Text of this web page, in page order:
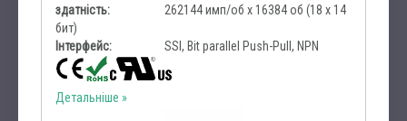
здатність:
262144 имп/об x 16384 об (18 х 14
бит)
Інтерфейс:
SSI, Bit parallel Push-Pull, NPN
Детальніше